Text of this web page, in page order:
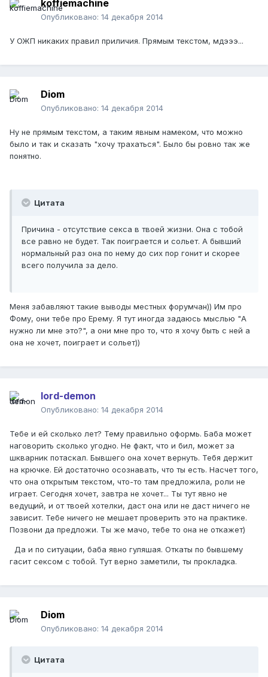
koffiemachine
Опубликовано: 14 декабря 2014
У ОЖП никаких правил приличия. Прямым текстом, мдэээ...
Diom
Опубликовано: 14 декабря 2014
Ну не прямым текстом, а таким явным намеком, что можно
было и так и сказать "хочу трахаться". Было бы ровно так же
понятно.
Цитата
Причина - отсутствие секса в твоей жизни. Она с тобой
все равно не будет. Так поиграется и сольет. А бывший
нормальный раз она по нему до сих пор гонит и скорее
всего получила за дело.
Меня забавляют такие выводы местных форумчан)) Им про
Фому, они тебе про Ерему. Я тут иногда задаюсь мыслью "А
нужно ли мне это?", а они мне про то, что я хочу быть с ней а
она не хочет, поиграет и сольет))
lord-demon
Опубликовано: 14 декабря 2014
Тебе и ей сколько лет? Тему правильно оформь. Баба может
наговорить сколько угодно. Не факт, что и бил, может за
шкварник потаскал. Бывшего она хочет вернуть. Тебя держит
на крючке. Ей достаточно осознавать, что ты есть. Насчет того,
что она открытым текстом, что-то там предложила, роли не
играет. Сегодня хочет, завтра не хочет... Ты тут явно не
ведущий, и от твоей хотелки, даст она или не даст ничего не
зависит. Тебе ничего не мешает проверить это на практике.
Позвони да предложи. Ты же мачо, тебе то она не откажет)
Да и по ситуации, баба явно гуляшая. Откаты по бывшему
гасит сексом с тобой. Тут верно заметили, ты прокладка.
Diom
Опубликовано: 14 декабря 2014
Цитата